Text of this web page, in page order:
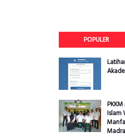
POPULER
Islam